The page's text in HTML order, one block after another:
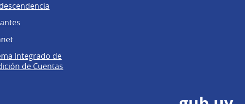
Integrado de
de Cuentas